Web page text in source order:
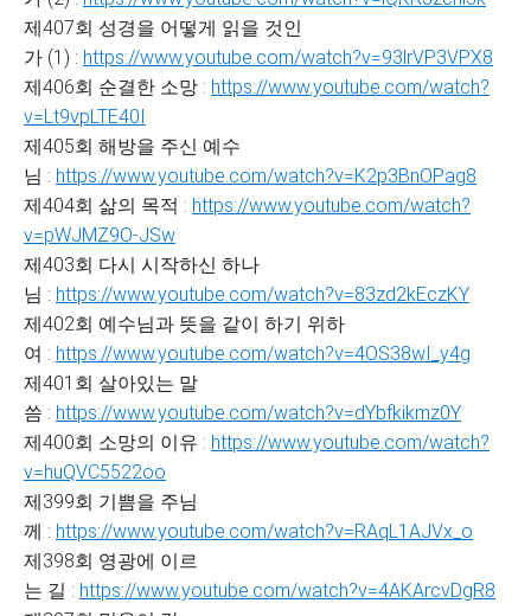
제407회 성경을 어떻게 읽을 것인
가 (1) : https://www.youtube.com/watch?v=93lrVP3VPX8
제406회 순결한 소망 : https://www.youtube.com/watch?
v=Lt9vpLTE40I
제405회 해방을 주신 예수
님 : https://www.youtube.com/watch?v=K2p3BnOPag8
제404회 삶의 목적 : https://www.youtube.com/watch?
v=pWJMZ9O-JSw
제403회 다시 시작하신 하나
님 : https://www.youtube.com/watch?v=83zd2kEczKY
제402회 예수님과 뜻을 같이 하기 위하
여 : https://www.youtube.com/watch?v=4OS38wI_y4g
제401회 살아있는 말
씀 : https://www.youtube.com/watch?v=dYbfkikmz0Y
제400회 소망의 이유 : https://www.youtube.com/watch?
v=huQVC5522oo
제399회 기쁨을 주님
께 : https://www.youtube.com/watch?v=RAqL1AJVx_o
제398회 영광에 이르
는 길 : https://www.youtube.com/watch?v=4AKArcvDgR8